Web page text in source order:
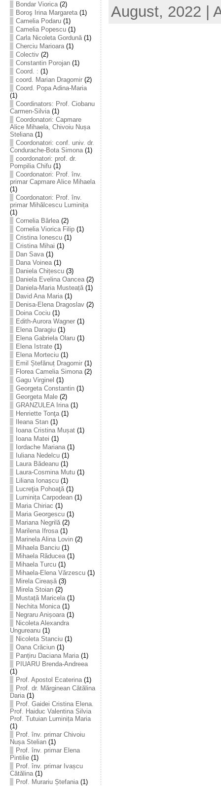
Bondar Viorica(2)
Boroş Irina Margareta(1)
Camelia Podaru(1)
Camelia Popescu(1)
Carla Nicoleta Gordună(1)
Cherciu Marioara(1)
Colectiv(2)
Constantin Porojan(1)
Coord. : (1)
coord. Marian Dragomir(2)
Coord. Popa Adina-Maria
(1)
Coordinators: Prof. Ciobanu
Carmen-Silvia(1)
Coordonatori: Capmare
Alice Mihaela, Chivoiu Nușa
Steliana(1)
Coordonatori: conf. univ. dr.
Condurache-Bota Simona(1)
coordonatori: prof. dr.
Pompilia Chifu(1)
Coordonatori: Prof. înv.
primar Capmare Alice Mihaela
(1)
Coordonatori: Prof. înv.
primar Mihălcescu Luminița
(1)
Cornelia Bârlea(2)
Cornelia Viorica Filip(1)
Cristina Ionescu(1)
Cristina Mihai (1)
Dan Sava(1)
Dana Voinea(1)
Daniela Chițescu(3)
Daniela Evelina Oancea(2)
Daniela-Maria Musteață(1)
David Ana Maria(1)
Denisa-Elena Dragoslav(2)
Doina Cociu(1)
Edith-Aurora Wagner(1)
Elena Daragiu(1)
Elena Gabriela Olaru(1)
Elena Istrate(1)
Elena Morteciu(1)
Emil Ștefănuț Dragomir(1)
Florea Camelia Simona(2)
Gagu Virginel (1)
Georgeta Constantin(1)
Georgeta Male(2)
GRANZULEA Irina(1)
Henriette Tonţa(1)
Ileana Stan(1)
Ioana Cristina Mușat(1)
Ioana Matei (1)
Iordache Mariana(1)
Iuliana Nedelcu(1)
Laura Bădeanu(1)
Laura-Cosmina Mutu(1)
Liliana Ionașcu(1)
Lucreţia Pohoaţă(1)
Luminița Carpodean(1)
Maria Chiriac (1)
Maria Georgescu(1)
Mariana Negrilă(2)
Marilena Ifrosa(1)
Marinela Alina Lovin(2)
Mihaela Banciu(1)
Mihaela Răducea(1)
Mihaela Turcu(1)
Mihaela-Elena Vărzescu(1)
Mirela Cireașă(3)
Mirela Stoian(2)
Mustață Maricela(1)
Nechita Monica(1)
Negraru Anișoara(1)
Nicoleta Alexandra
Ungureanu(1)
Nicoleta Stanciu(1)
Oana Crăciun(1)
Panțiru Daciana Maria(1)
PIUARU Brenda-Andreea
(1)
Prof. Apostol Ecaterina(1)
Prof. dr. Mărginean Cătălina
Daria(1)
Prof. Gaidei Cristina Elena.
Prof. Haiduc Valentina Silvia
Prof. Tutuian Luminița Maria
(1)
Prof. înv. primar Chivoiu
Nușa Stelian(1)
Prof. înv. primar Elena
Pintilie(1)
Prof. înv. primar Ivașcu
Cătălina(1)
Prof. Murariu Ștefania(1)
August, 2022 |